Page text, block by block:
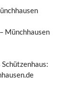
Münchhausen